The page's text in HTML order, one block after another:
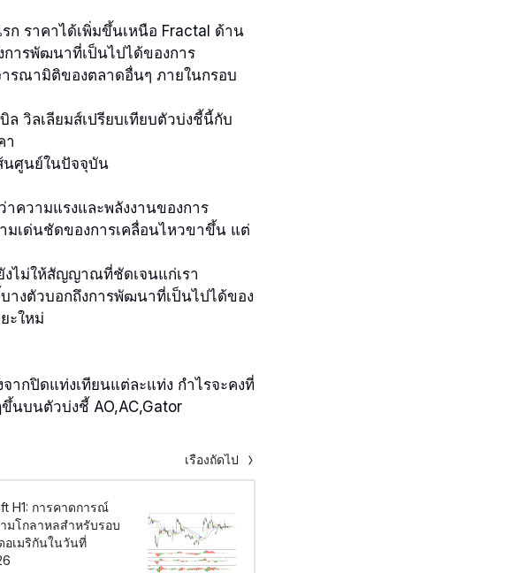
ก ราคาได้เพิ่มขึ้นเหนือ Fractal ด้าน
ารพัฒนาที่เป็นไปได้ของการ
รณามิติของตลาดอื่นๆ ภายในกรอบ
วิลเลียมส์เปรียบเทียบตัวบ่งชี้นี้กับ
า
นศูนย์ในปัจจุบัน
ความแรงและพลังงานของการ
เด่นชัดของการเคลื่อนไหวขาขึ้น แต่
งไม่ให้สัญญาณที่ชัดเจนแก่เรา
างตัวบอกถึงการพัฒนาที่เป็นไปได้ของ
ะใหม่
ากปิดแท่งเทียนแต่ละแท่ง กำไรจะคงที่
นบนตัวบ่งชี้ AO,AC,Gator
เรื่องถัดไป
H1: การคาดการณ์
มโกลาหลสำหรับรอบ
อเมริกันในวันที่